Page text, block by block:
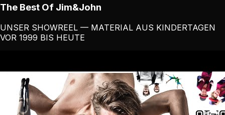
The Best Of Jim&John
UNSER SHOWREEL — MATERIAL AUS KINDERTAGEN
VOR 1999 BIS HEUTE